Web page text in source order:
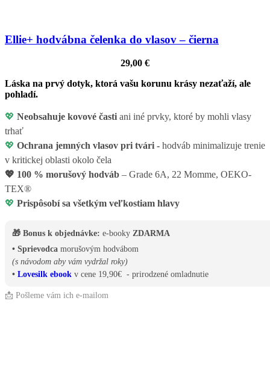
Ellie+ hodvábna čelenka do vlasov – čierna
29,00 €
Láska na prvý dotyk, ktorá vašu korunu krásy nezaťaží, ale
pohladí.
💖 Neobsahuje kovové časti ani iné prvky, ktoré by mohli vlasy
trhať
💖 Ochrana jemných vlasov pri tvári - hodváb minimalizuje trenie
v kritickej oblasti okolo čela
💖 100 % morušový hodváb – Grade 6A, 22 Momme, OEKO-
TEX®
💖 Prispôsobí sa všetkým veľkostiam hlavy
🎁 Bonus k objednávke: e-booky ZDARMA
• Sprievodca morušovým hodvábom
(s návodom aby vám vydržal roky)
• Lovesilk ebook v cene 19,90€ - prirodzené omladnutie
📩 Pošleme vám ich e-mailom